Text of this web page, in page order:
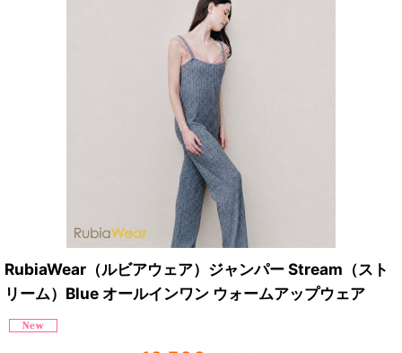
RubiaWear（ルビアウェア）ジャンパー Stream（スト
リーム）Blue オールインワン ウォームアップウェア